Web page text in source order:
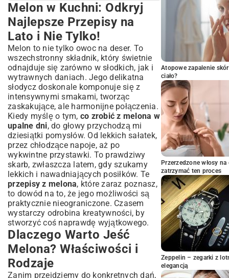
Melon w Kuchni: Odkryj Najlepsze
Przepisy na Lato i Nie Tylko!
Dlaczego Warto Jeść Melona?
Właściwości i Rodzaje
Kantalupa, Spadziowy, Galia – Poznaj
Różnice
Bogactwo Witamin i Orzeźwienie w
Jednym
Słone Przepisy z Melona:
Nieszablonowe Połączenia Smaków
Sałatki z Melonem: Idealne na Lekki Obiad
lub Kolację
Melon z Szynką Parmeńską i Rukolą
Egzotyczna Sałatka z Melonem, Fetą i
Miętą
Przekąski i Przystawki z Melonem
Słodkie Delicje z Melonem: Desery, Które
Pokochasz
Orzeźwiające Koktajle i Smoothies z
Melona
Desery Bez Pieczenia z Użyciem Melona
Kremowy Mus Melonowy
Galaretka z Kawałkami Melona
Pieczone Wariacje z Melonem
Melon w Napojach: Letnie Drinki i Wody
Melon w Kuchni: Odkryj
Najlepsze Przepisy na
Lato i Nie Tylko!
Melon to nie tylko owoc na deser. To
wszechstronny składnik, który świetnie
odnajduje się zarówno w słodkich, jak i
wytrawnych daniach. Jego delikatna
słodycz doskonale komponuje się z
intensywnymi smakami, tworząc
zaskakujące, ale harmonijne połączenia.
Kiedy myślę o tym, co zrobić z melona w
upalne dni, do głowy przychodzą mi
dziesiątki pomysłów. Od lekkich sałatek,
przez chłodzące napoje, aż po
wykwintne przystawki. To prawdziwy
skarb, zwłaszcza latem, gdy szukamy
lekkich i nawadniających posiłków. Te
przepisy z melona, które zaraz poznasz,
to dowód na to, że jego możliwości są
praktycznie nieograniczone. Czasem
wystarczy odrobina kreatywności, by
stworzyć coś naprawdę wyjątkowego.
Dlaczego Warto Jeść
Melona? Właściwości i
Rodzaje
Zanim przejdziemy do konkretnych dań,
Atopowe zapalenie
ciało?
Przerzedzone włosy
zatrzymać ten proces
Zeppelin – zegarki z
elegancją